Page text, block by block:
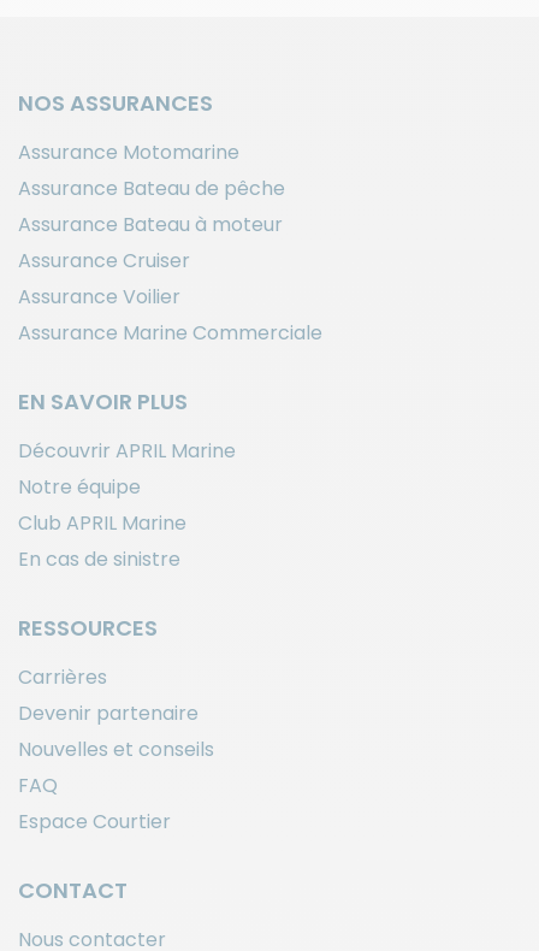
NOS ASSURANCES
Assurance Motomarine
Assurance Bateau de pêche
Assurance Bateau à moteur
Assurance Cruiser
Assurance Voilier
Assurance Marine Commerciale
EN SAVOIR PLUS
Découvrir APRIL Marine
Notre équipe
Club APRIL Marine
En cas de sinistre
RESSOURCES
Carrières
Devenir partenaire
Nouvelles et conseils
FAQ
Espace Courtier
CONTACT
Nous contacter